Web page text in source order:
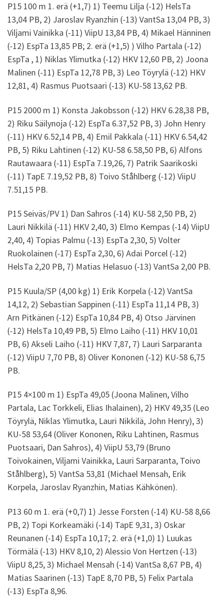
P15 100 m 1. erä (+1,7) 1) Teemu Lilja (-12) HelsTa
13,04 PB, 2) Jaroslav Ryanzhin (-13) VantSa 13,04 PB, 3)
Viljami Vainikka (-11) ViipU 13,84 PB, 4) Mikael Hänninen
(-12) EspTa 13,85 PB; 2. erä (+1,5) ) Vilho Partala (-12)
EspTa , 1) Niklas Ylimutka (-12) HKV 12,60 PB, 2) Joona
Malinen (-11) EspTa 12,78 PB, 3) Leo Töyrylä (-12) HKV
12,81, 4) Rasmus Puotsaari (-13) KU-58 13,62 PB.
P15 2000 m 1) Konsta Jakobsson (-12) HKV 6.28,38 PB,
2) Riku Säilynoja (-12) EspTa 6.37,52 PB, 3) John Henry
(-11) HKV 6.52,14 PB, 4) Emil Pakkala (-11) HKV 6.54,42
PB, 5) Riku Lahtinen (-12) KU-58 6.58,50 PB, 6) Alfons
Rautawaara (-11) EspTa 7.19,26, 7) Patrik Saarikoski
(-11) TapE 7.19,52 PB, 8) Toivo Ståhlberg (-12) ViipU
7.51,15 PB.
P15 Seiväs/PV 1) Dan Sahros (-14) KU-58 2,50 PB, 2)
Lauri Nikkilä (-11) HKV 2,40, 3) Elmo Kempas (-14) ViipU
2,40, 4) Topias Palmu (-13) EspTa 2,30, 5) Volter
Ruokolainen (-17) EspTa 2,30, 6) Adai Porcel (-12)
HelsTa 2,20 PB, 7) Matias Helasuo (-13) VantSa 2,00 PB.
P15 Kuula/SP (4,00 kg) 1) Erik Korpela (-12) VantSa
14,12, 2) Sebastian Sappinen (-11) EspTa 11,14 PB, 3)
Arn Pitkänen (-12) EspTa 10,84 PB, 4) Otso Järvinen
(-12) HelsTa 10,49 PB, 5) Elmo Laiho (-11) HKV 10,01
PB, 6) Akseli Laiho (-11) HKV 7,87, 7) Lauri Sarparanta
(-12) ViipU 7,70 PB, 8) Oliver Kononen (-12) KU-58 6,75
PB.
P15 4×100 m 1) EspTa 49,05 (Joona Malinen, Vilho
Partala, Lac Torkkeli, Elias Ihalainen), 2) HKV 49,35 (Leo
Töyrylä, Niklas Ylimutka, Lauri Nikkilä, John Henry), 3)
KU-58 53,64 (Oliver Kononen, Riku Lahtinen, Rasmus
Puotsaari, Dan Sahros), 4) ViipU 53,79 (Bruno
Toivokainen, Viljami Vainikka, Lauri Sarparanta, Toivo
Ståhlberg), 5) VantSa 53,81 (Michael Mensah, Erik
Korpela, Jaroslav Ryanzhin, Matias Kähkönen).
P13 60 m 1. erä (+0,7) 1) Jesse Forsten (-14) KU-58 8,66
PB, 2) Topi Korkeamäki (-14) TapE 9,31, 3) Oskar
Reunanen (-14) EspTa 10,17; 2. erä (+1,0) 1) Luukas
Törmälä (-13) HKV 8,10, 2) Alessio Von Hertzen (-13)
ViipU 8,25, 3) Michael Mensah (-14) VantSa 8,67 PB, 4)
Matias Saarinen (-13) TapE 8,70 PB, 5) Felix Partala
(-13) EspTa 8,96.